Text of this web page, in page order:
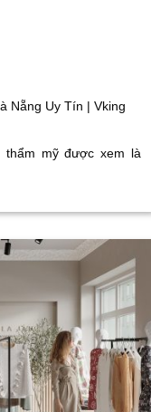
Nẵng Uy Tín | Vking
thẩm mỹ được xem là